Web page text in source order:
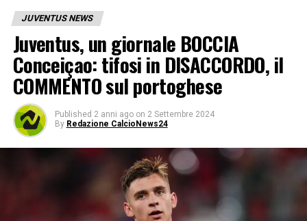
JUVENTUS NEWS
Juventus, un giornale BOCCIA
Conceiçao: tifosi in DISACCORDO, il
COMMENTO sul portoghese
Published 2 anni ago on 2 Settembre 2024
By Redazione CalcioNews24